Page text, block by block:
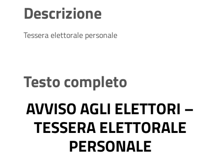
Descrizione
Tessera elettorale personale
Testo completo
AVVISO AGLI ELETTORI –
TESSERA ELETTORALE
PERSONALE